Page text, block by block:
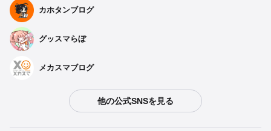
予約終了
ぬいぐるみ MyGO!!!!! 千早 愛音 制服Ver. - 2025年06
予約終了
ぬいぐるみ MyGO!!!!! 要 楽奈 制服Ver. - 2025年06月
発売予定
カホタンブログ
グッスマらぼ
メカスマブログ
他の公式SNSを見る